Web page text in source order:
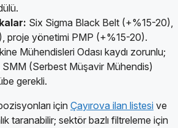
Six Sigma Black Belt (+%15-20),
proje yönetimi PMP (+%15-20).
Mühendisleri Odası kaydı zorunlu;
SMM (Serbest Müşavir Mühendis)
gerekli.
için Çayırova ilan listesi ve
taranabilir; sektör bazlı filtreleme için